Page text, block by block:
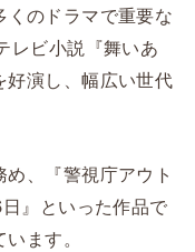
くのドラマで重要な
レビ小説『舞いあ
好演し、幅広い世代
、『警視庁アウト
』といった作品で
ます。